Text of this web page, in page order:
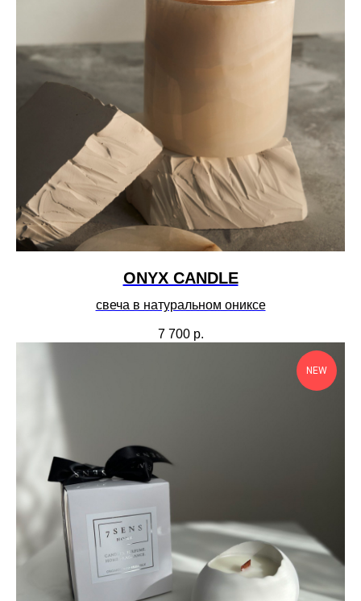
ONYX CANDLE
свеча в натуральном ониксе
7 700 р.
NEW